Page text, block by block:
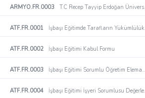
ARMYO.FR.0003 T.C Recep Tayyip Erdoğan Üniversitesi Ardeşen Meslek Yüksekokulu Öğrenci Staj Dosyası
ATF.FR.0001 İşbaşı Eğitimde Tarafların Yükümlülüklerine İlişkin Sözleşme
ATF.FR.0002 İşbaşı Eğitimi Kabul Formu
ATF.FR.0003 İşbaşı Eğitimi Sorumlu Öğretim Elemanı Denetim Formu
ATF.FR.0004 İşbaşı Eğitimi İşyeri Sorumlusu Değerlendirme Formu